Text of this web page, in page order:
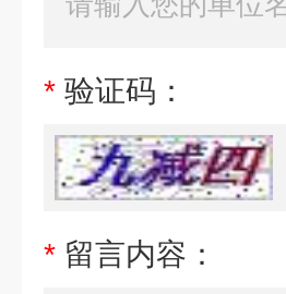
* 验证码：
* 留言内容：